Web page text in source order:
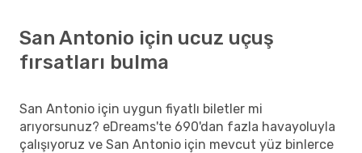
San Antonio için ucuz uçuş
fırsatları bulma
San Antonio için uygun fiyatlı biletler mi
arıyorsunuz? eDreams'te 690'dan fazla havayoluyla
çalışıyoruz ve San Antonio için mevcut yüz binlerce